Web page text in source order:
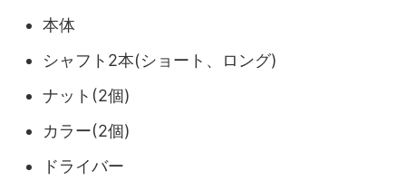
本体
シャフト2本(ショート、ロング)
ナット(2個)
カラー(2個)
ドライバー